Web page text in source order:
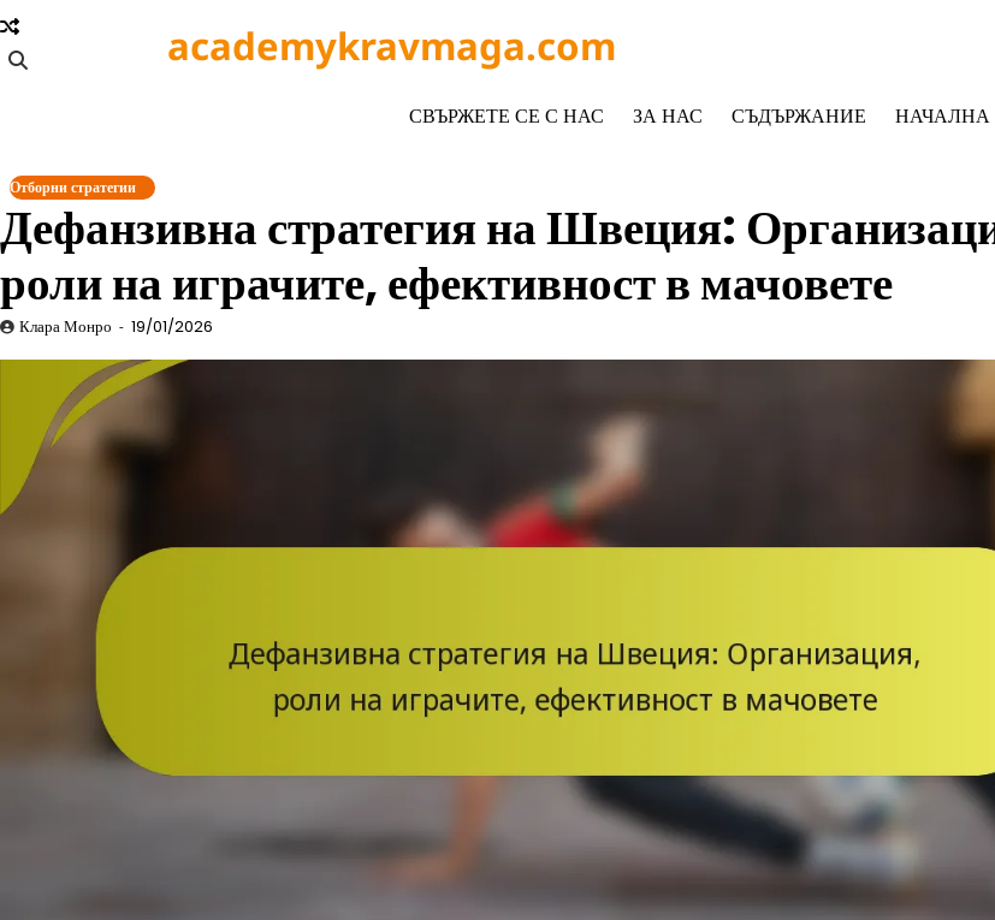
Skip
to
content
academykravmaga.com
СВЪРЖЕТЕ СЕ С НАС ЗА НАС СЪДЪРЖАНИЕ НАЧАЛНА
Отборни стратегии
Дефанзивна стратегия на Швеция:
роли на играчите, ефективност в мачовете
Клара Монро 19/01/2026